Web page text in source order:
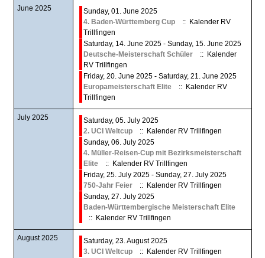
June 2025
Sunday, 01. June 2025
4. Baden-Württemberg Cup
:: Kalender RV
Trillfingen
Saturday, 14. June 2025 - Sunday, 15. June 2025
Deutsche-Meisterschaft Schüler
:: Kalender
RV Trillfingen
Friday, 20. June 2025 - Saturday, 21. June 2025
Europameisterschaft Elite
:: Kalender RV
Trillfingen
July 2025
Saturday, 05. July 2025
2. UCI Weltcup
:: Kalender RV Trillfingen
Sunday, 06. July 2025
4. Müller-Reisen-Cup mit Bezirksmeisterschaft
Elite
:: Kalender RV Trillfingen
Friday, 25. July 2025 - Sunday, 27. July 2025
750-Jahr Feier
:: Kalender RV Trillfingen
Sunday, 27. July 2025
Baden-Württembergische Meisterschaft Elite
:: Kalender RV Trillfingen
August 2025
Saturday, 23. August 2025
3. UCI Weltcup
:: Kalender RV Trillfingen